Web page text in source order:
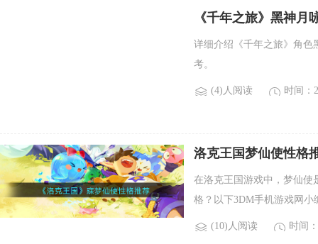
《千年之旅》黑神
详细介绍《千年之旅》角色
考。
(4)人阅读 时间：
洛克王国梦仙使性格
在洛克王国游戏中，梦仙使
格？以下3DM手机游戏网小
(10)人阅读 时间